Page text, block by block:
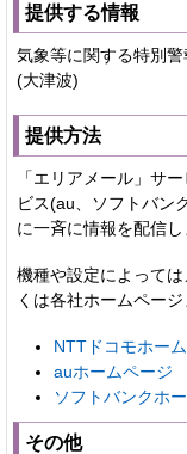
提供する情報
気象等に関する特別
(大津波)
提供方法
「エリアメール」サ
ビス(au、ソフトバン
に一斉に情報を配信し
機種や設定によって
くは各社ホームペー
NTTドコモホー
auホームページ
ソフトバンクホ
その他